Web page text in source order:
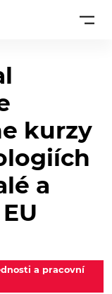
kurzy
a
a pracovní